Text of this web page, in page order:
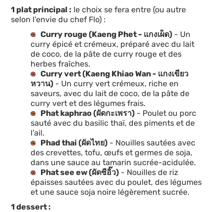
1 plat principal : le choix se fera entre (ou autre
selon l'envie du chef Flo) :
Curry rouge (Kaeng Phet - แกงเผ็ด) - Un
curry épicé et crémeux, préparé avec du lait
de coco, de la pâte de curry rouge et des
herbes fraîches.
Curry vert (Kaeng Khiao Wan - แกงเขียว
หวาน) - Un curry vert crémeux, riche en
saveurs, avec du lait de coco, de la pâte de
curry vert et des légumes frais.
Phat kaphrao (ผัดกะเพรา) - Poulet ou porc
sauté avec du basilic thaï, des piments et de
l’ail.
Phad thai (ผัดไทย) - Nouilles sautées avec
des crevettes, tofu, œufs et germes de soja,
dans une sauce au tamarin sucrée-acidulée.
Phat see ew (ผัดซีอิ๊ว) - Nouilles de riz
épaisses sautées avec du poulet, des légumes
et une sauce soja noire légèrement sucrée.
1 dessert :